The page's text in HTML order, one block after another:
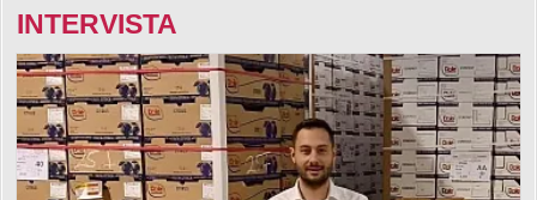
INTERVISTA